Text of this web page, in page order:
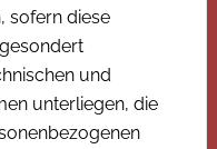
sofern diese
und
unterliegen, die